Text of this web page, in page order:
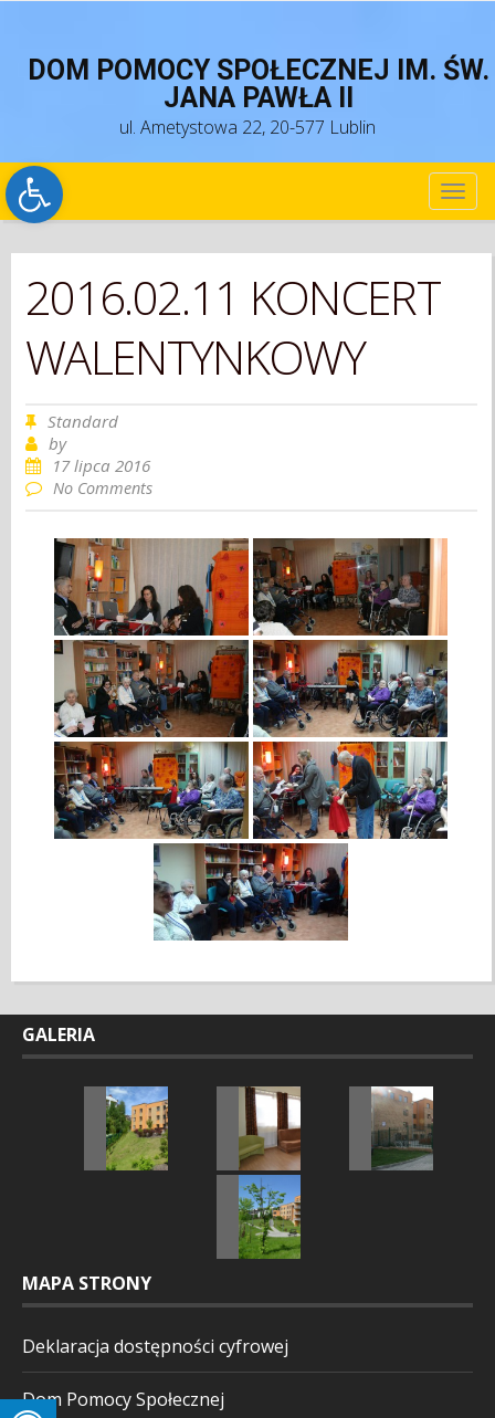
Open toolbar
DOM POMOCY SPOŁECZNEJ IM. ŚW.
JANA PAWŁA II
ul. Ametystowa 22, 20-577 Lublin
2016.02.11 KONCERT
WALENTYNKOWY
Standard
by
17 lipca 2016
No Comments
GALERIA
MAPA STRONY
Deklaracja dostępności cyfrowej
Dom Pomocy Społecznej